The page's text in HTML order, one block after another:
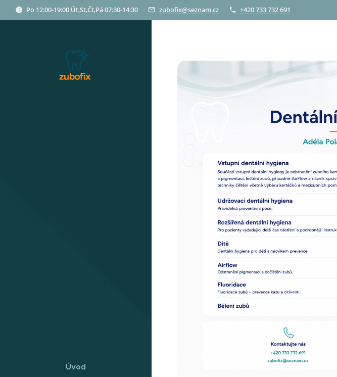
Po 12:00-19:00 Út,St,Čt,Pá 07:30-14:30 zubofix@seznam.cz +420 733 732 691
Úvod